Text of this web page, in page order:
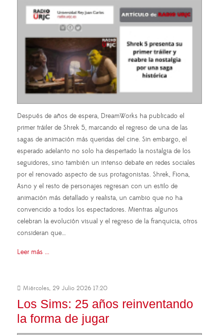
Después de años de espera, DreamWorks ha publicado el
primer tráiler de Shrek 5, marcando el regreso de una de las
sagas de animación más queridas del cine. Sin embargo, el
esperado adelanto no solo ha despertado la nostalgia de los
seguidores, sino también un intenso debate en redes sociales
por el renovado aspecto de sus protagonistas. Shrek, Fiona,
Asno y el resto de personajes regresan con un estilo de
animación más detallado y realista, un cambio que no ha
convencido a todos los espectadores. Mientras algunos
celebran la evolución visual y el regreso de la franquicia, otros
consideran que…
Leer más ...
Miércoles, 29 Julio 2026 17:20
Los Sims: 25 años reinventando
la forma de jugar